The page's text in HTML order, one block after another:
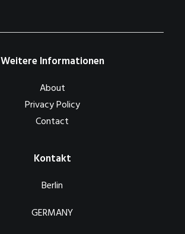
Weitere Informationen
About
Privacy Policy
Contact
Kontakt
Berlin
GERMANY